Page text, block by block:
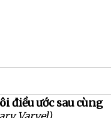
điều ước sau cùng